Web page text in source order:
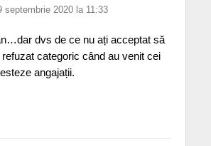
septembrie 2020 la 11:33
dvs de ce nu ați acceptat să
categoric când au venit cei
angajații.